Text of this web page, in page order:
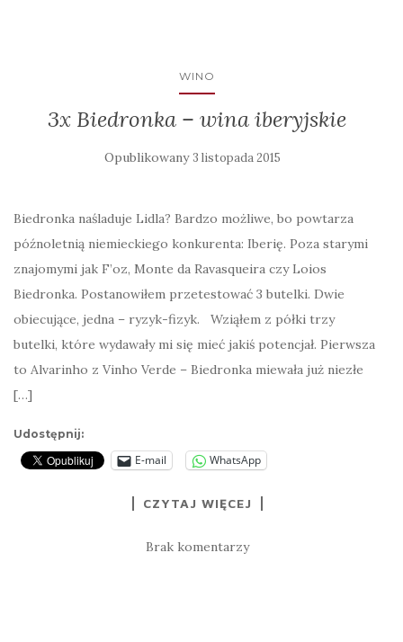
WINO
3x Biedronka – wina iberyjskie
Opublikowany 3 listopada 2015
Biedronka naśladuje Lidla? Bardzo możliwe, bo powtarza
późnoletnią niemieckiego konkurenta: Iberię. Poza starymi
znajomymi jak F’oz, Monte da Ravasqueira czy Loios
Biedronka. Postanowiłem przetestować 3 butelki. Dwie
obiecujące, jedna – ryzyk-fizyk. Wziąłem z półki trzy
butelki, które wydawały mi się mieć jakiś potencjał. Pierwsza
to Alvarinho z Vinho Verde – Biedronka miewała już niezłe
[…]
Udostępnij:
E-mail WhatsApp
CZYTAJ WIĘCEJ
Brak komentarzy